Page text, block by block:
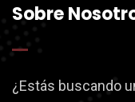
Sobre
¿Estás buscando